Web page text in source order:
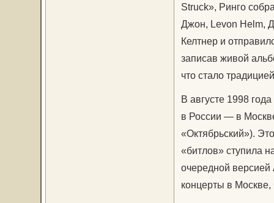
Struck», Ринго
Джон, Levon Helm,
Келтнер и
записав живой
что стало
В августе 1998
в России — в
«Октябрьский»).
«битлов» ступила
очередной версией
концерты в Москве,